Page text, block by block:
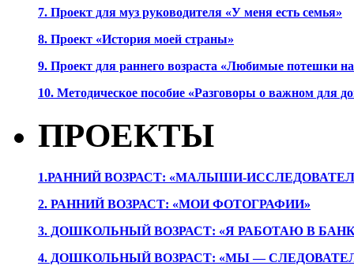
7. Проект для муз руководителя «У меня есть семья»
8. Проект «История моей страны»
9. Проект для раннего возраста «Любимые потешки
10. Методическое пособие «Разговоры о важном для
ПРОЕКТЫ
1.РАННИЙ ВОЗРАСТ: «МАЛЫШИ-
2. РАННИЙ ВОЗРАСТ: «МОИ ФОТОГРАФИИ»
3. ДОШКОЛЬНЫЙ ВОЗРАСТ: «Я РАБОТАЮ В
4. ДОШКОЛЬНЫЙ ВОЗРАСТ: «МЫ —